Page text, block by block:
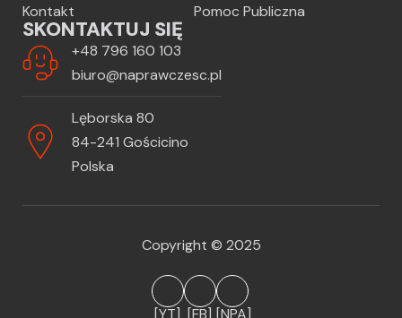
Kontakt
Pomoc Publiczna
SKONTAKTUJ SIĘ
+48 796 160 103
biuro@naprawczesc.pl
Lęborska 80
84-241 Gościcino
Polska
Copyright © 2025
[YT] [FB] [NPA]